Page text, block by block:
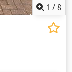
1 /8